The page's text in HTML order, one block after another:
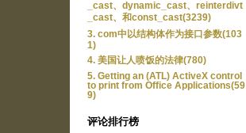
_cast、dynamic_cast、reinterdivt
_cast、和const_cast(3239)
3. com中以结构体作为接口参数(103
1)
4. 美国让人喷饭的法律(780)
5. Getting an (ATL) ActiveX control
to print from Office Applications(59
9)
评论排行榜